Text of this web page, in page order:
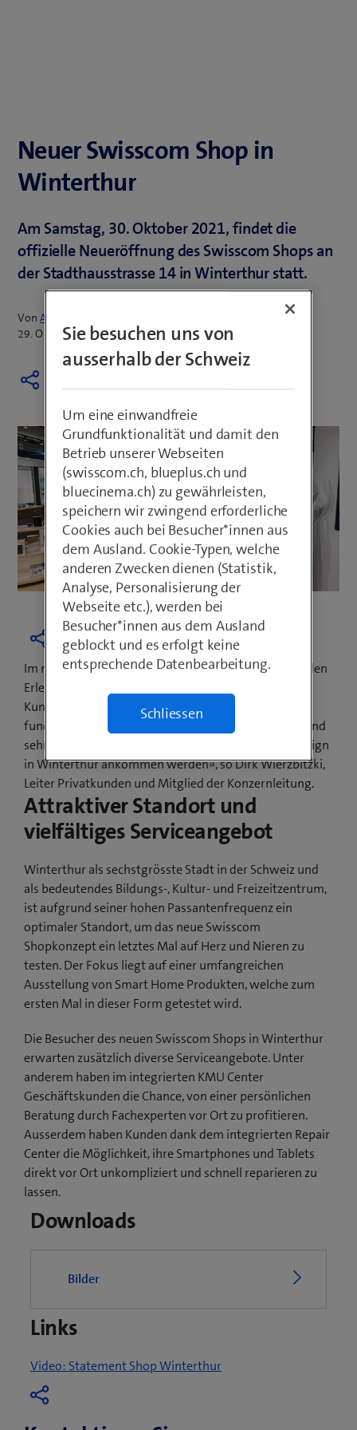
Neuer Swisscom Shop in
Winterthur
Am Samstag, 30. Oktober 2021, findet die
offizielle Neueröffnung des Swisscom Shops an
der Stadthausstrasse 14 in Winterthur statt.
VonAnnina Merk
29. Oktober 2021
Im neuen Shop liegt der Fokus auf einem inspirierenden
Erlebnis, einer unkomplizierten Lösung der
Kundenanliegen an der Service-Bar sowie einer
fundierten Beratung in modernem Ambiente. «Wir sind
sehr gespannt, wie unser neues Konzept und das Design
in Winterthur ankommen werden», so Dirk Wierzbitzki,
Leiter Privatkunden und Mitglied der Konzernleitung.
Attraktiver Standort und
vielfältiges Serviceangebot
Winterthur als sechstgrösste Stadt in der Schweiz und
als bedeutendes Bildungs-, Kultur- und Freizeitzentrum,
ist aufgrund seiner hohen Passantenfrequenz ein
optimaler Standort, um das neue Swisscom
Shopkonzept ein letztes Mal auf Herz und Nieren zu
testen. Der Fokus liegt auf einer umfangreichen
Ausstellung von Smart Home Produkten, welche zum
ersten Mal in dieser Form getestet wird.
Die Besucher des neuen Swisscom Shops in Winterthur
erwarten zusätzlich diverse Serviceangebote. Unter
anderem haben im integrierten KMU Center
Geschäftskunden die Chance, von einer persönlichen
Beratung durch Fachexperten vor Ort zu profitieren.
Ausserdem haben Kunden dank dem integrierten Repair
Center die Möglichkeit, ihre Smartphones und Tablets
direkt vor Ort unkompliziert und schnell reparieren zu
lassen.
Downloads
Bilder
Links
Video: Statement Shop Winterthur(
Sie besuchen uns von
ausserhalb der Schweiz
Um eine einwandfreie
Grundfunktionalität und damit den
Betrieb unserer Webseiten
(swisscom.ch, blueplus.ch und
bluecinema.ch) zu gewährleisten,
speichern wir zwingend erforderliche
Cookies auch bei Besucher*innen aus
dem Ausland. Cookie-Typen, welche
anderen Zwecken dienen (Statistik,
Analyse, Personalisierung der
Webseite etc.), werden bei
Besucher*innen aus dem Ausland
geblockt und es erfolgt keine
entsprechende Datenbearbeitung.
Schliessen